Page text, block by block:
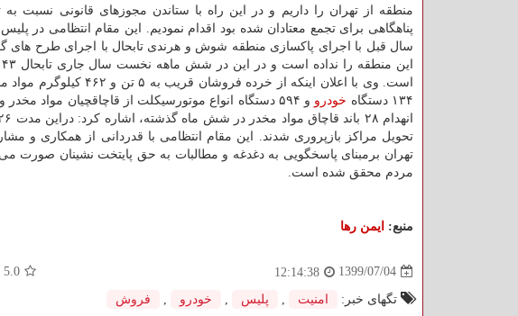
منطقه از تهران را داریم و در این راه با ستاندن مجوزهای قانونی نسبت
پناهگاهی برای تجمع معتادان شده بود اقدام نمودیم. این مقام انتظامی در
سال قبل با اجرای پاکسازی منطقه شوش و هرندی تابحال با اجرای طرح های
است. وی با اعلان اینکه
۱۳۴ دستگاه
خودرو
و ۵۹۴ دستگاه انواع موتورسیکلت از قاچاقچیان
تحویل مراکز بازپروری شدند. این مقام انتظامی با قدردانی از همکاری و
تهران برمبنای پاسخگویی به دغدغه و مطالبات به حق پایتخت نشینان صورت
مردم محقق شده است.
منبع: ایمن رها
1399/07/04
12:14:38
5.0
تگهای خبر: امنیت پلیس خودرو فروش